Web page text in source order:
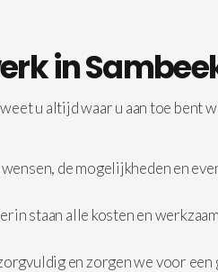
in
u altijd waar u aan toe bent
de mogelijkheden en
staan alle kosten en
en zorgen we voor